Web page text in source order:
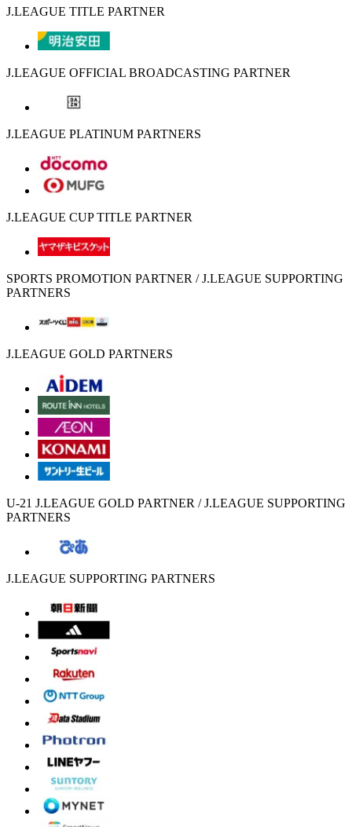
J.LEAGUE TITLE PARTNER
J.LEAGUE OFFICIAL BROADCASTING PARTNER
J.LEAGUE PLATINUM PARTNERS
J.LEAGUE CUP TITLE PARTNER
SPORTS PROMOTION PARTNER / J.LEAGUE SUPPORTING
PARTNERS
J.LEAGUE GOLD PARTNERS
U-21 J.LEAGUE GOLD PARTNER / J.LEAGUE SUPPORTING
PARTNERS
J.LEAGUE SUPPORTING PARTNERS